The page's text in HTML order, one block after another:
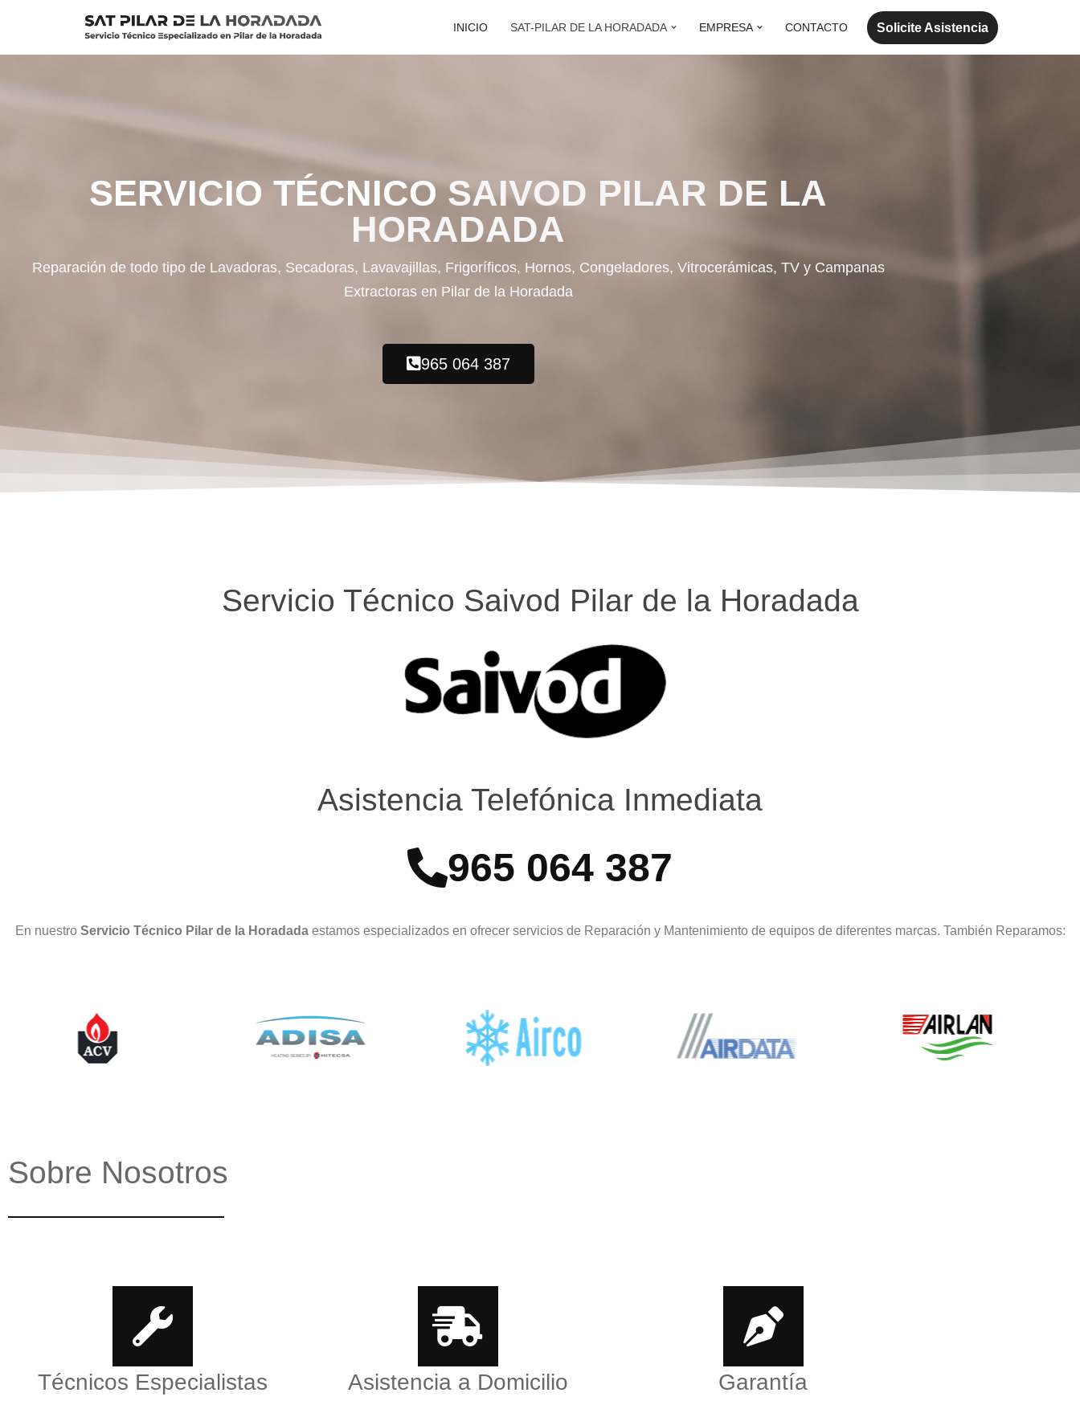
INICIO SAT-PILAR DE LA HORADADA EMPRESA CONTACTO Solicite Asistencia
SERVICIO TÉCNICO SAIVOD PILAR DE LA
HORADADA
Reparación de todo tipo de Lavadoras, Secadoras, Lavavajillas, Frigoríficos, Hornos, Congeladores, Vitrocerámicas, TV y Campanas
Extractoras en Pilar de la Horadada
965 064 387
Servicio Técnico Saivod Pilar de la Horadada
Asistencia Telefónica Inmediata
965 064 387
En nuestro Servicio Técnico Pilar de la Horadada estamos especializados en ofrecer servicios de Reparación y Mantenimiento de equipos de diferentes marcas. También Reparamos:
Sobre Nosotros
Técnicos Especialistas Asistencia a Domicilio Garantía